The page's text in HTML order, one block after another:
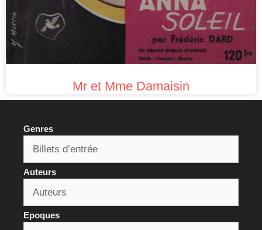
Mr et Mme Damaisin
Genres
Auteurs
Epoques